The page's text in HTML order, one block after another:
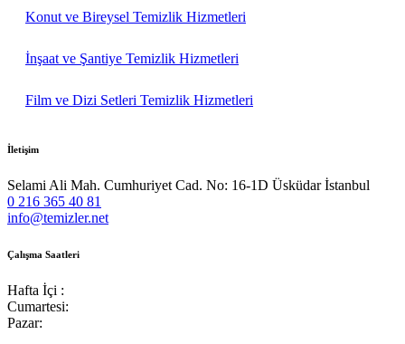
Konut ve Bireysel Temizlik Hizmetleri
İnşaat ve Şantiye Temizlik Hizmetleri
Film ve Dizi Setleri Temizlik Hizmetleri
İletişim
Selami Ali Mah. Cumhuriyet Cad. No: 16-1D Üsküdar İstanbul
0 216 365 40 81
info@temizler.net
Çalışma Saatleri
Hafta İçi :
Cumartesi:
Pazar: